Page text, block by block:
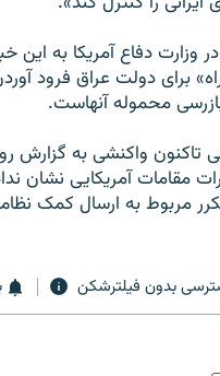
وزارت دفاع آمریکا به این
برای دولت عراق فرود
محموله آنهاست.
واکنشی به گزارش
مقامات آمریکایی نشان
مربوط به ارسال کمک
بدون فیلترشکن